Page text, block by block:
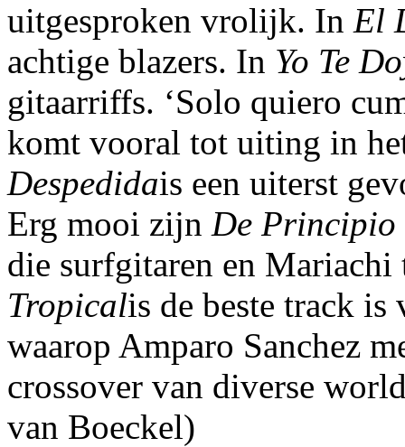
uitgesproken vrolijk. In El
achtige blazers. In Yo Te
gitaarriffs. ‘Solo quiero
komt vooral tot uiting in
Despedidais een uiterst
Erg mooi zijn De
die surfgitaren en
Tropicalis de beste track
waarop Amparo Sanchez
crossover van diverse
van Boeckel)